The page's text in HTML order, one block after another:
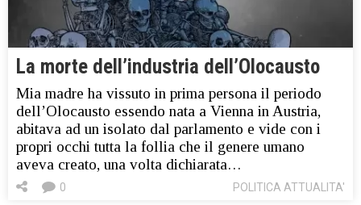
La morte dell’industria dell’Olocausto
Mia madre ha vissuto in prima persona il periodo
dell’Olocausto essendo nata a Vienna in Austria,
abitava ad un isolato dal parlamento e vide con i
propri occhi tutta la follia che il genere umano
aveva creato, una volta dichiarata…
POLITICA ATTUALITA'
0